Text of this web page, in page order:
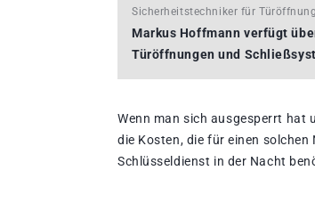
Sicherheitstechniker für
Markus Hoffmann verfügt
Türöffnungen und
Wenn man sich ausgesperrt hat
die Kosten, die für einen
Schlüsseldienst in der Nacht